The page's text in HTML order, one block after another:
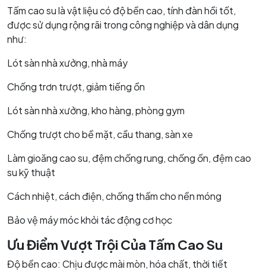
Tấm cao su là vật liệu có độ bền cao, tính đàn hồi tốt,
được sử dụng rộng rãi trong công nghiệp và dân dụng
như:
Lót sàn nhà xưởng, nhà máy
Chống trơn trượt, giảm tiếng ồn
Lót sàn nhà xưởng, kho hàng, phòng gym
Chống trượt cho bề mặt, cầu thang, sàn xe
Làm gioăng cao su, đệm chống rung, chống ồn, đệm cao
su kỹ thuật
Cách nhiệt, cách điện, chống thấm cho nền móng
Bảo vệ máy móc khỏi tác động cơ học
Ưu Điểm Vượt Trội Của Tấm Cao Su
Độ bền cao: Chịu được mài mòn, hóa chất, thời tiết